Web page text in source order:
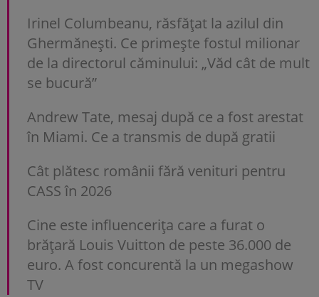
Irinel Columbeanu, răsfățat la azilul din
Ghermănești. Ce primește fostul milionar
de la directorul căminului: „Văd cât de mult
se bucură”
Andrew Tate, mesaj după ce a fost arestat
în Miami. Ce a transmis de după gratii
Cât plătesc românii fără venituri pentru
CASS în 2026
Cine este influencerița care a furat o
brățară Louis Vuitton de peste 36.000 de
euro. A fost concurentă la un megashow
TV